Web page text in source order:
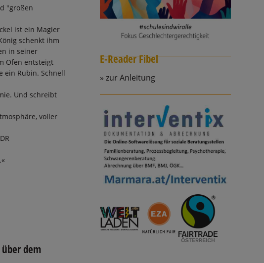
"großen
ist ein Magier
schenkt ihm
in seiner
Ofen entsteigt
ein Rubin. Schnell
Und schreibt
voller
dem
E-Reader Fibel
zur Anleitung